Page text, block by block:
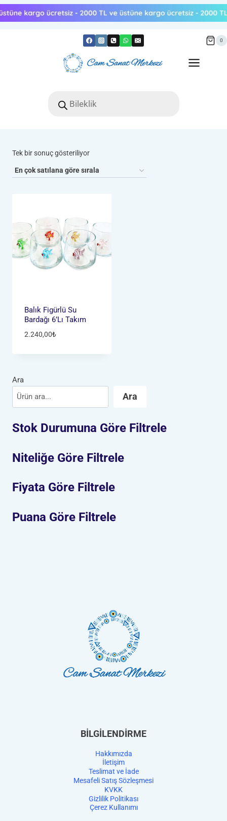
Skip
to
0
search
Tek bir sonuç gösteriliyor
Balık Figürlü Su
Bardağı 6’lı Takım
2.240,00₺
Ara
Ara
Stok Durumuna Göre Filtrele
Niteliğe Göre Filtrele
Fiyata Göre Filtrele
Puana Göre Filtrele
BİLGİLENDİRME
Hakkımızda
İletişim
Teslimat ve İade
Mesafeli Satış Sözleşmesi
KVKK
Gizlilik Politikası
Çerez Kullanımı